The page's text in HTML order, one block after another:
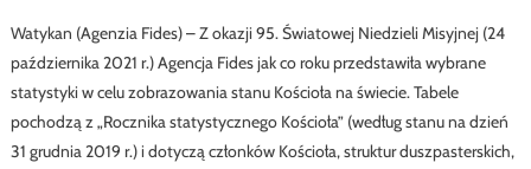
Watykan (Agenzia Fides) – Z okazji 95. Światowej Niedzieli Misyjnej (24
października 2021 r.) Agencja Fides jak co roku przedstawiła wybrane
statystyki w celu zobrazowania stanu Kościoła na świecie. Tabele
pochodzą z „Rocznika statystycznego Kościoła” (według stanu na dzień
31 grudnia 2019 r.) i dotyczą członków Kościoła, struktur duszpasterskich,